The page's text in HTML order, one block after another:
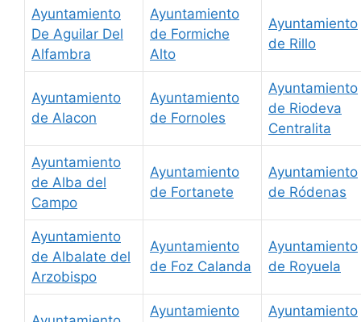
Ayuntamiento
De Aguilar Del
Alfambra
Ayuntamiento
de Formiche
Alto
Ayuntamiento
de Rillo
Ayuntamiento
de Alacon
Ayuntamiento
de Fornoles
Ayuntamiento
de Riodeva
Centralita
Ayuntamiento
de Alba del
Campo
Ayuntamiento
de Fortanete
Ayuntamiento
de Ródenas
Ayuntamiento
de Albalate del
Arzobispo
Ayuntamiento
de Foz Calanda
Ayuntamiento
de Royuela
Ayuntamiento
Ayuntamiento